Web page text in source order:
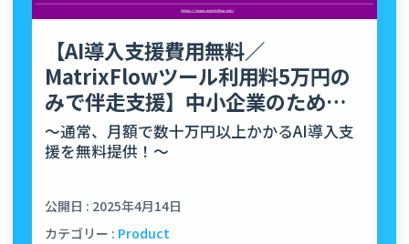
【AI導入支援費用無料／
MatrixFlowツール利用料5万円の
みで伴走支援】中小企業のため
の“AI導入促進10社限定プ…
～通常、月額で数十万円以上かかるAI導入支
援を無料提供！～
公開日 : 2025年4月14日
カテゴリー : Product